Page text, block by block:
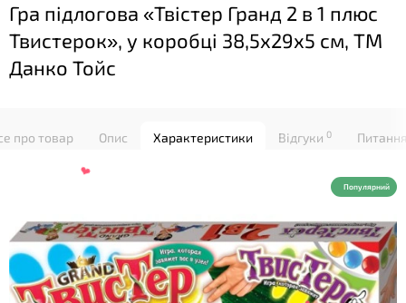
Гра підлогова «Твістер Гранд 2 в 1 плюс
Твистерок», у коробці 38,5х29х5 см, ТМ
Данко Тойс
про товар Опис Характеристики Відгуки 0
Популярний
❤
❤